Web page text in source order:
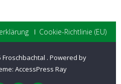
Cookie-Richtlinie (EU)
Froschbachtal . Powered by
AccessPress Ray